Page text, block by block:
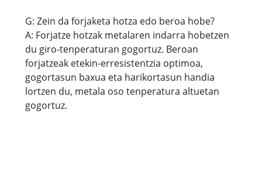
G: Zein da forjaketa hotza edo beroa hobe?
A: Forjatze hotzak metalaren indarra hobetzen
du giro-tenperaturan gogortuz. Beroan
forjatzeak etekin-erresistentzia optimoa,
gogortasun baxua eta harikortasun handia
lortzen du, metala oso tenperatura altuetan
gogortuz.